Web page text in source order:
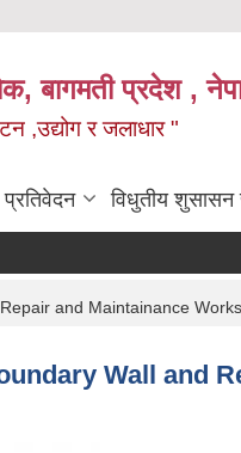
बागमती प्रदेश ,
,उद्योग र जलाधार "
प्रतिवेदन विधुतीय शुसासन
and Maintainance
Wall and